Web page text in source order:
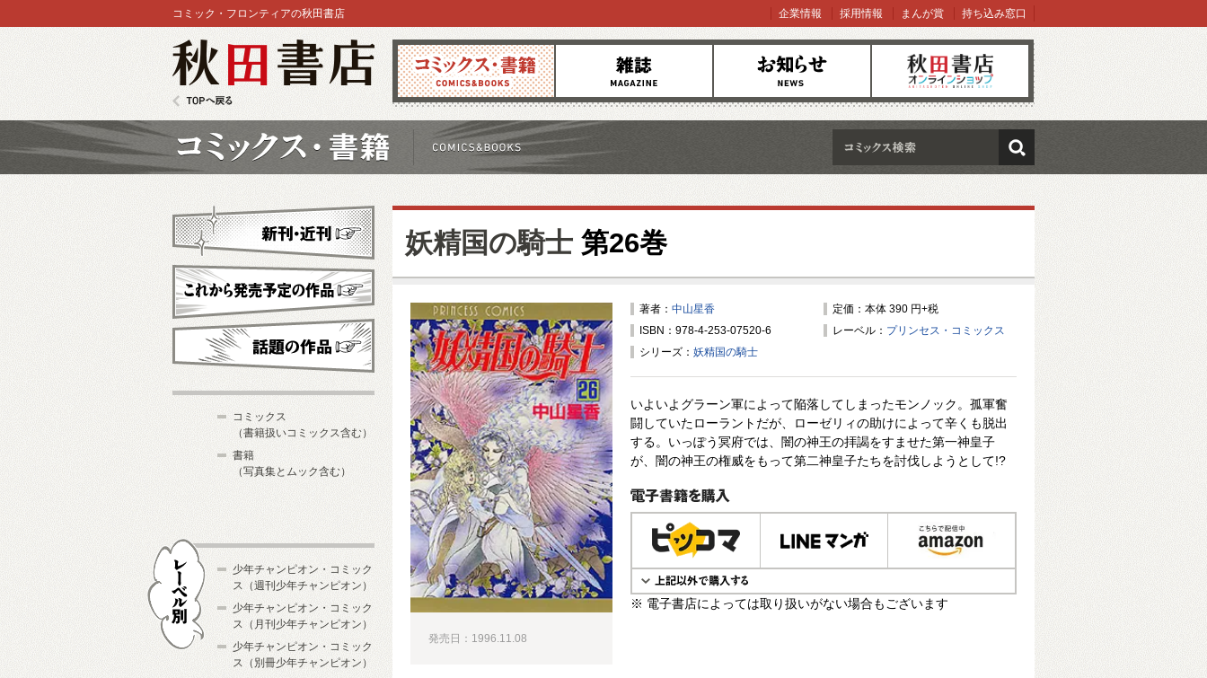
コミックス 雑誌 お知らせ オンラインショップ
コミック・フロンティアの秋田書店 企業情報 採用情報 まんが賞 持ち込み窓口
検索
妖精国の騎士 第26巻
著者： 中山星香
定価：本体 390 円+税
ISBN：978-4-253-07520-6
レーベル： プリンセス・コミックス
シリーズ： 妖精国の騎士
いよいよグラーン軍によって陥落してしまったモンノック。孤軍奮
闘していたローラントだが、ローゼリィの助けによって辛くも脱出
する。いっぽう冥府では、闇の神王の拝謁をすませた第一神皇子
が、闇の神王の権威をもって第二神皇子たちを討伐しようとして!?
電子書籍で購入
※ 電子書店によっては取り扱いがない場合もございます
発売日：1996.11.08
新刊・近刊
これから発売予定
コミックス
（書籍扱いコミックス含む）
書籍
（写真集とムック含む）
少年チャンピオン・コミック
ス（週刊少年チャンピオン）
少年チャンピオン・コミック
ス（月刊少年チャンピオン）
少年チャンピオン・コミック
ス（別冊少年チャンピオン）